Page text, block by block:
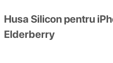
Husa Silicon pentru
Elderberry